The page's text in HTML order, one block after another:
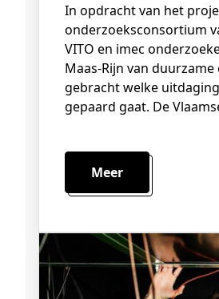
In opdracht van het projectbureau Einstein Telescope EMR gaat een
onderzoeksconsortium
VITO en imec
Maas-Rijn van
gebracht welke
gepaard gaat. De
Meer